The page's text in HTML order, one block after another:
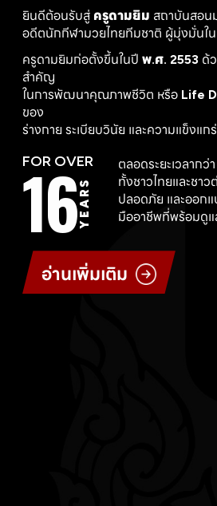
ยินดีต้อนรับสู่ ครูดามยิม สถาบันสอน
อดีตนักกีฬามวยไทยทีมชาติ ผู้มุ่งมั่นใ
ครูดามยิมก่อตั้งขึ้นในปี พ.ศ. 2553 ด้
สำคัญ
ในการพัฒนาคุณภาพชีวิต หรือ Life
ของ
ร่างกาย ระเบียบวินัย และความแข็งแก
FOR OVER
16YEARS
ตลอดระยะเวลากว่า
ทั้งชาวไทยและชา
ปลอดภัย และออกแ
มืออาชีพที่พร้อมดูแ
อ่านเพิ่มเติม